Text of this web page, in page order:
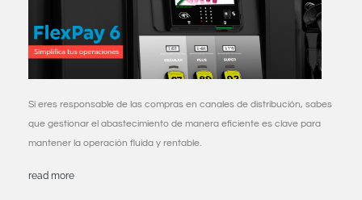
Si eres responsable de las compras en canales de distribución, sabes
que gestionar el abastecimiento de manera eficiente es clave para
mantener la operación fluida y rentable.
read more